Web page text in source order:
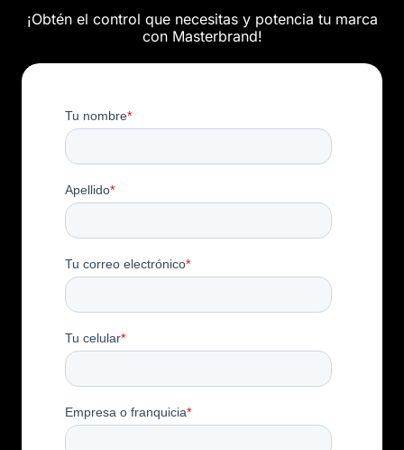
¡Obtén el control que necesitas y potencia tu marca
con Masterbrand!